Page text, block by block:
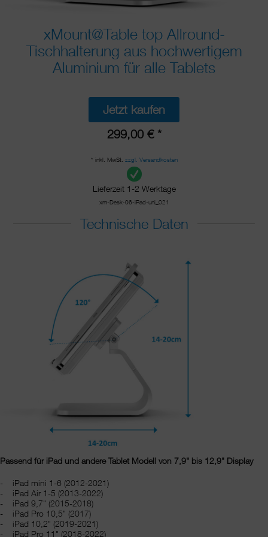
xMount@Table top Allround-
Tischhalterung aus hochwertigem
Aluminium für alle Tablets
Jetzt kaufen
299,00 € *
* inkl. MwSt. zzgl. Versandkosten
Lieferzeit 1-2 Werktage
xm-Desk-06-iPad-uni_021
Technische Daten
Passend für iPad und andere Tablet Modell von 7,9" bis 12,9" Display
iPad mini 1-6 (2012-2021)
iPad Air 1-5 (2013-2022)
iPad 9,7" (2015-2018)
iPad Pro 10,5" (2017)
iPad 10,2" (2019-2021)
iPad Pro 11" (2018-2022)